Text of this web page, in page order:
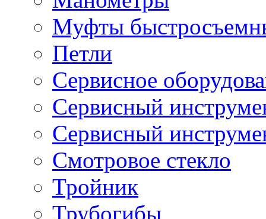
Муфты
Петли
Сервисное
Сервисный
Сервисный
Смотровое стекло
Тройник
Трубогибы